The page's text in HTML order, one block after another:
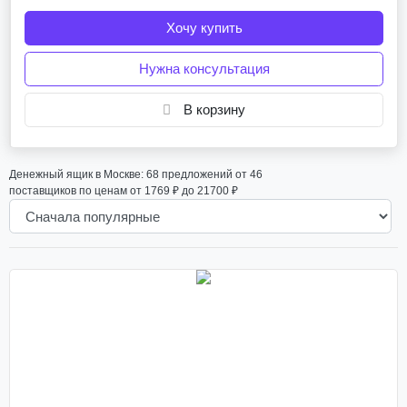
денежный ящик меркурий 100.1
придвигает денежный ящик
денежный ящик атол 330 денежный ящик мидл
денежный ящик размеры денежный ящик штрих cd
денежный ящик меркурий 100.2
денежный ящик атол sb 245 b
денежный ящик ft 460
Хочу купить
Нужна консультация
В корзину
Денежный ящик в Москве: 68 предложений от 46
поставщиков по ценам от 1769 ₽ до 21700 ₽